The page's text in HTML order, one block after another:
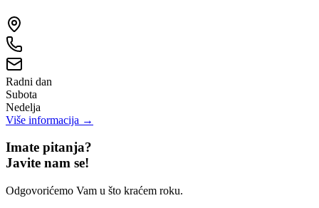
Radni dan
Subota
Nedelja
Više informacija →
Imate pitanja?
Javite nam se!
Odgovorićemo Vam u što kraćem roku.